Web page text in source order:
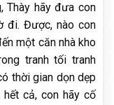
Thày hãy đưa con
đi. Được, nào con
một căn nhà kho
tranh tối tranh
thời gian dọn dẹp
cả, con hãy cố